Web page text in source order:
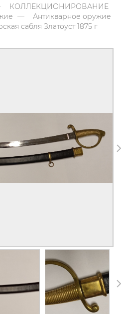
КОЛЛЕКЦИОНИРОВАНИЕ
Антикварное оружие
сабля Златоуст 1875 г